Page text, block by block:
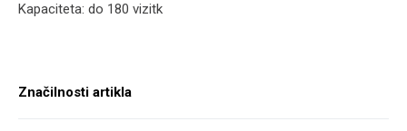
Kapaciteta: do 180 vizitk
Značilnosti artikla